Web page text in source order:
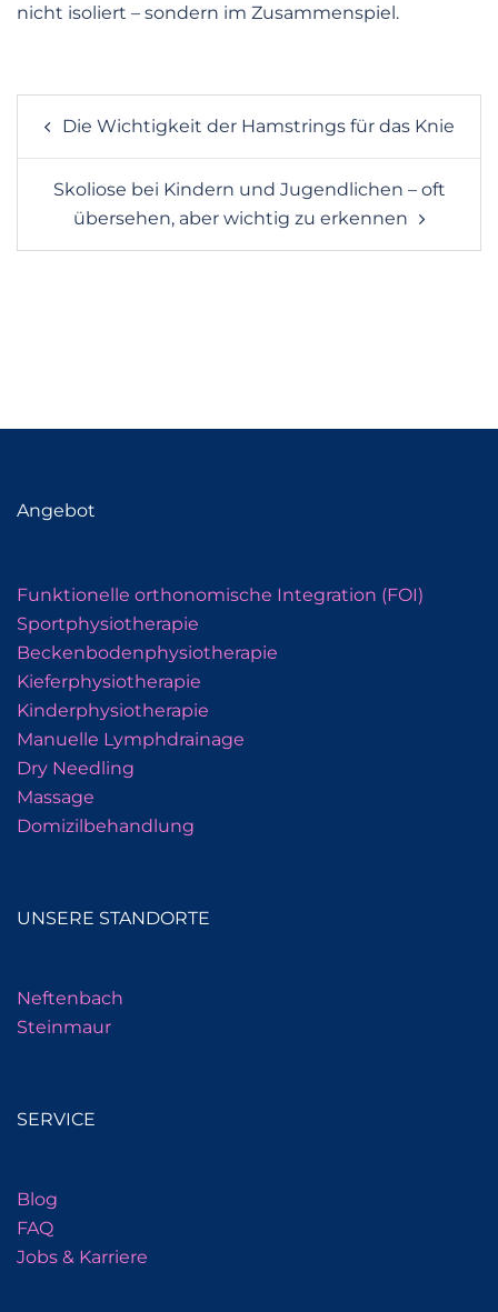
nicht isoliert – sondern im Zusammenspiel.
NAVIGATION
Die Wichtigkeit der Hamstrings für das Knie
Skoliose bei Kindern und Jugendlichen – oft
übersehen, aber wichtig zu erkennen
Angebot
Funktionelle orthonomische Integration (FOI)
Sportphysiotherapie
Beckenbodenphysiotherapie
Kieferphysiotherapie
Kinderphysiotherapie
Manuelle Lymphdrainage
Dry Needling
Massage
Domizilbehandlung
UNSERE STANDORTE
Neftenbach
Steinmaur
SERVICE
Blog
FAQ
Jobs & Karriere